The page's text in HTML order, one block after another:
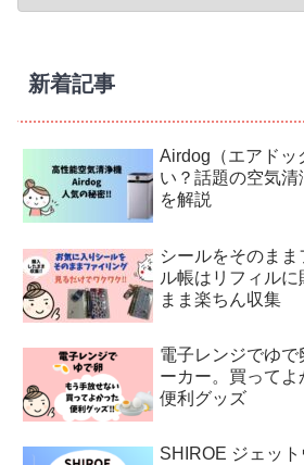
新着記事
Airdog（エアドッ
い？話題の空気清
を解説
シールをそのま
ル帳はリフィル
まま楽ちん収集
電子レンジでゆで
ーカー。買って
便利グッズ
SHIROE ジェッ